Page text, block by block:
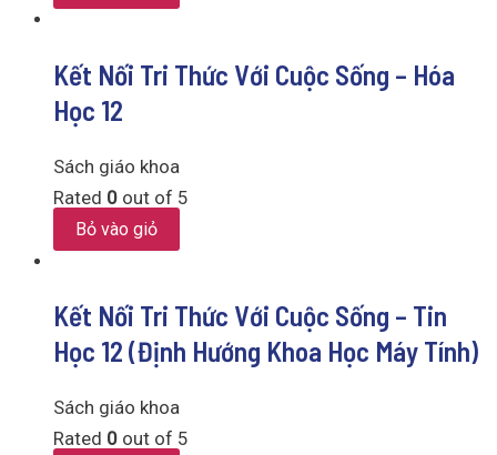
Kết Nối Tri Thức Với Cuộc Sống – Hóa
Học 12
Sách giáo khoa
Rated 0 out of 5
Bỏ vào giỏ
Kết Nối Tri Thức Với Cuộc Sống – Tin
Học 12 (Định Hướng Khoa Học Máy Tính)
Sách giáo khoa
Rated 0 out of 5